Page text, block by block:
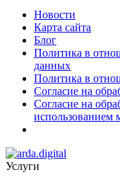
Новости
Карта сайта
Блог
Политика в
данных
Политика в
Согласие на
Согласие на
использованием
Услуги